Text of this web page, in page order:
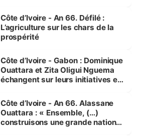
Côte d’Ivoire - An 66. Défilé :
L’agriculture sur les chars de la
prospérité
Côte d’Ivoire - Gabon : Dominique
Ouattara et Zita Oligui Nguema
échangent sur leurs initiatives en
enfants
Côte d’Ivoire - An 66. Alassane
Ouattara : « Ensemble, (…)
construisons une grande nation